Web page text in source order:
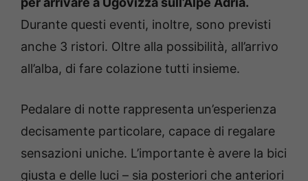
Durante questi eventi, inoltre, sono previsti
anche 3 ristori. Oltre alla possibilità, all’arrivo
all’alba, di fare colazione tutti insieme.
Pedalare di notte rappresenta un’esperienza
decisamente particolare, capace di regalare
sensazioni uniche. L’importante è avere la bici
giusta e delle luci – sia posteriori che anteriori